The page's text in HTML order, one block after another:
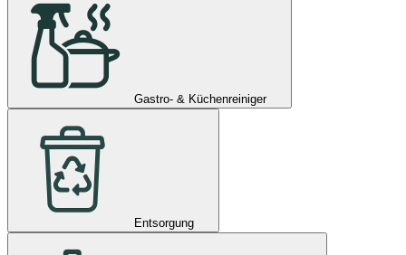
Gastro- & Küchenreiniger
Entsorgung